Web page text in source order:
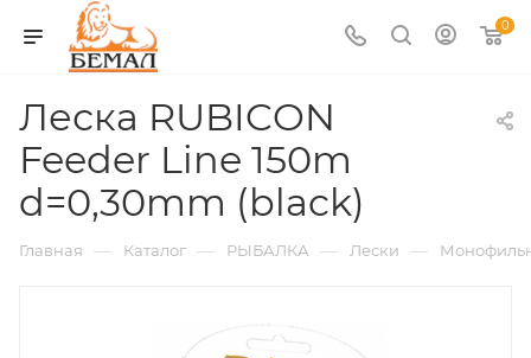
0
Леска RUBICON
Feeder Line 150m
d=0,30mm (black)
Главная — Каталог — РЫБАЛКА — Лески —